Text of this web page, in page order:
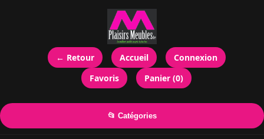
← Retour Accueil
Connexion
Favoris
Panier (0)
📂 Catégories